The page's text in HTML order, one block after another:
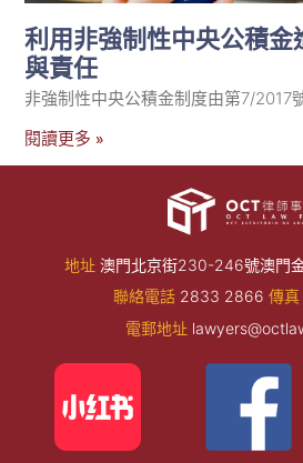
利用非強制性中央公積金
與責任
非強制性中央公積金制度由第7/2017
閱讀更多 »
地址 澳門北京街230-246號澳門
聯絡電話 2833 2866 傳真
電郵地址